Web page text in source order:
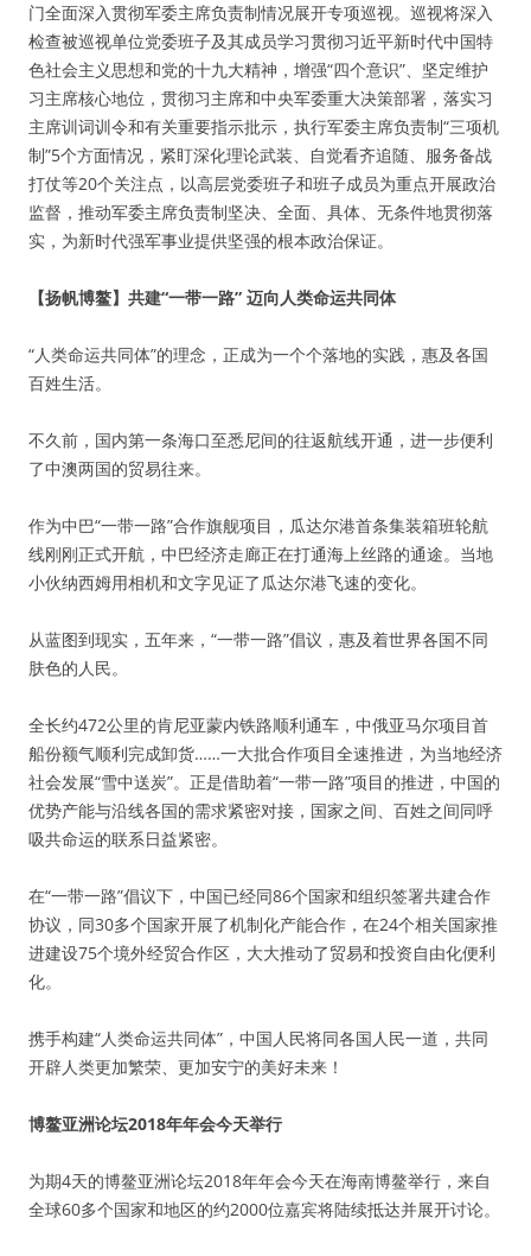
门全面深入贯彻军委主席负责制情况展开专项巡视。巡视将深入
检查被巡视单位党委班子及其成员学习贯彻习近平新时代中国特
色社会主义思想和党的十九大精神，增强“四个意识”、坚定维护
习主席核心地位，贯彻习主席和中央军委重大决策部署，落实习
主席训词训令和有关重要指示批示，执行军委主席负责制“三项机
制”5个方面情况，紧盯深化理论武装、自觉看齐追随、服务备战
打仗等20个关注点，以高层党委班子和班子成员为重点开展政治
监督，推动军委主席负责制坚决、全面、具体、无条件地贯彻落
实，为新时代强军事业提供坚强的根本政治保证。
【扬帆博鳌】共建“一带一路” 迈向人类命运共同体
“人类命运共同体”的理念，正成为一个个落地的实践，惠及各国
百姓生活。
不久前，国内第一条海口至悉尼间的往返航线开通，进一步便利
了中澳两国的贸易往来。
作为中巴“一带一路”合作旗舰项目，瓜达尔港首条集装箱班轮航
线刚刚正式开航，中巴经济走廊正在打通海上丝路的通途。当地
小伙纳西姆用相机和文字见证了瓜达尔港飞速的变化。
从蓝图到现实，五年来，“一带一路”倡议，惠及着世界各国不同
肤色的人民。
全长约472公里的肯尼亚蒙内铁路顺利通车，中俄亚马尔项目首
船份额气顺利完成卸货……一大批合作项目全速推进，为当地经济
社会发展“雪中送炭”。正是借助着“一带一路”项目的推进，中国的
优势产能与沿线各国的需求紧密对接，国家之间、百姓之间同呼
吸共命运的联系日益紧密。
在“一带一路”倡议下，中国已经同86个国家和组织签署共建合作
协议，同30多个国家开展了机制化产能合作，在24个相关国家推
进建设75个境外经贸合作区，大大推动了贸易和投资自由化便利
化。
携手构建“人类命运共同体”，中国人民将同各国人民一道，共同
开辟人类更加繁荣、更加安宁的美好未来！
博鳌亚洲论坛2018年年会今天举行
为期4天的博鳌亚洲论坛2018年年会今天在海南博鳌举行，来自
全球60多个国家和地区的约2000位嘉宾将陆续抵达并展开讨论。